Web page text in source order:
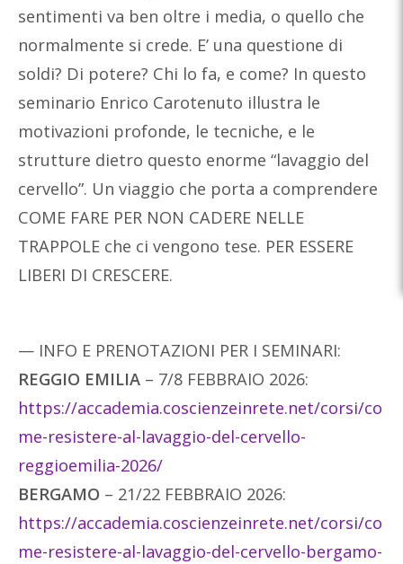
sentimenti va ben oltre i media, o quello che
normalmente si crede. E’ una questione di
soldi? Di potere? Chi lo fa, e come? In questo
seminario Enrico Carotenuto illustra le
motivazioni profonde, le tecniche, e le
strutture dietro questo enorme “lavaggio del
cervello”. Un viaggio che porta a comprendere
COME FARE PER NON CADERE NELLE
TRAPPOLE che ci vengono tese. PER ESSERE
LIBERI DI CRESCERE.
— INFO E PRENOTAZIONI PER I SEMINARI:
REGGIO EMILIA – 7/8 FEBBRAIO 2026:
https://accademia.coscienzeinrete.net/corsi/co
me-resistere-al-lavaggio-del-cervello-
reggioemilia-2026/
BERGAMO – 21/22 FEBBRAIO 2026:
https://accademia.coscienzeinrete.net/corsi/co
me-resistere-al-lavaggio-del-cervello-bergamo-